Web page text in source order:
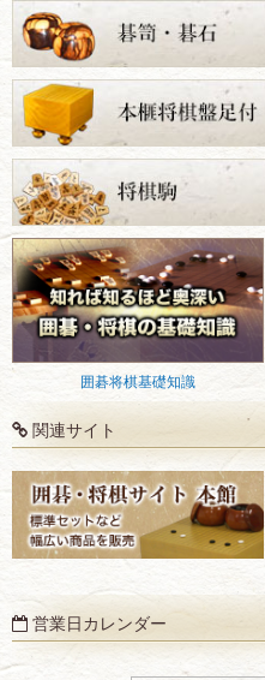
囲碁将棋基礎知識
関連サイト
営業日カレンダー